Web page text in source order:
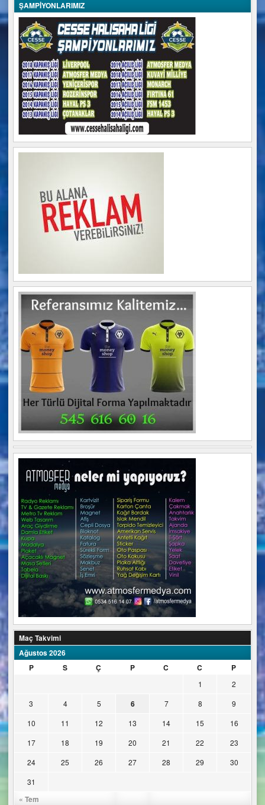
ŞAMPİYONLARIMIZ
Maç Takvimi
Ağustos 2026
P
S Ç P C C P
« Tem
1
2
3
4 5 6 7 8
9
10
11 12 13 14 15
16
17
18 19 20 21 22
23
24
25 26 27 28 29
30
31